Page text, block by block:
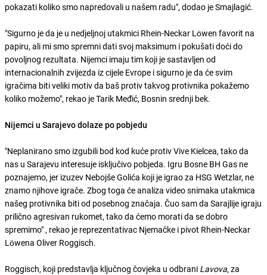
pokazati koliko smo napredovali u našem radu", dodao je Smajlagić.
"Sigurno je da je u nedjeljnoj utakmici Rhein-Neckar Löwen favorit na
papiru, ali mi smo spremni dati svoj maksimum i pokušati doći do
povoljnog rezultata. Nijemci imaju tim koji je sastavljen od
internacionalnih zvijezda iz cijele Evrope i sigurno je da će svim
igračima biti veliki motiv da baš protiv takvog protivnika pokažemo
koliko možemo", rekao je Tarik Međić, Bosnin srednji bek.
Nijemci u Sarajevo dolaze po pobjedu
"Neplanirano smo izgubili bod kod kuće protiv Vive Kielcea, tako da
nas u Sarajevu interesuje isključivo pobjeda. Igru Bosne BH Gas ne
poznajemo, jer izuzev Nebojše Golića koji je igrao za HSG Wetzlar, ne
znamo njihove igrače. Zbog toga će analiza video snimaka utakmica
našeg protivnika biti od posebnog značaja. Čuo sam da Sarajlije igraju
prilično agresivan rukomet, tako da ćemo morati da se dobro
spremimo" , rekao je reprezentativac Njemačke i pivot Rhein-Neckar
Löwena Oliver Roggisch.
Roggisch, koji predstavlja ključnog čovjeka u odbrani Lavova, za